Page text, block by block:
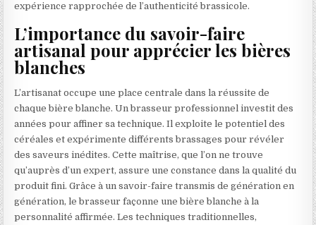
expérience rapprochée de l’authenticité brassicole.
L’importance du savoir-faire
artisanal pour apprécier les bières
blanches
L’artisanat occupe une place centrale dans la réussite de
chaque bière blanche. Un brasseur professionnel investit des
années pour affiner sa technique. Il exploite le potentiel des
céréales et expérimente différents brassages pour révéler
des saveurs inédites. Cette maîtrise, que l’on ne trouve
qu’auprès d’un expert, assure une constance dans la qualité du
produit fini. Grâce à un savoir-faire transmis de génération en
génération, le brasseur façonne une bière blanche à la
personnalité affirmée. Les techniques traditionnelles,